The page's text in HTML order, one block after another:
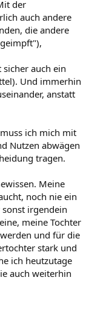
der
auch andere
die andere
auch ein
Und immerhin
anstatt
ich mich mit
Nutzen abwägen
tragen.
Meine
noch nie ein
irgendein
meine Tochter
und für die
stark und
ich heutzutage
auch weiterhin